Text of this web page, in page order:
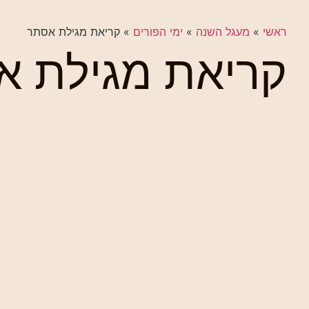
ראשי » מעגל השנה » ימי הפורים » קריאת מגילת אסתר
קריאת מגילת